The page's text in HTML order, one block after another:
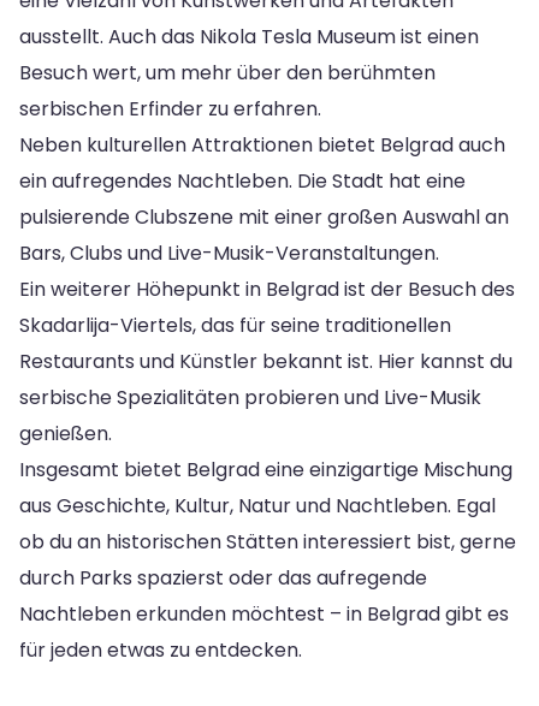
ausstellt. Auch das Nikola Tesla Museum ist einen
Besuch wert, um mehr über den berühmten
serbischen Erfinder zu erfahren.
Neben kulturellen Attraktionen bietet Belgrad auch
ein aufregendes Nachtleben. Die Stadt hat eine
pulsierende Clubszene mit einer großen Auswahl an
Bars, Clubs und Live-Musik-Veranstaltungen.
Ein weiterer Höhepunkt in Belgrad ist der Besuch des
Skadarlija-Viertels, das für seine traditionellen
Restaurants und Künstler bekannt ist. Hier kannst du
serbische Spezialitäten probieren und Live-Musik
genießen.
Insgesamt bietet Belgrad eine einzigartige Mischung
aus Geschichte, Kultur, Natur und Nachtleben. Egal
ob du an historischen Stätten interessiert bist, gerne
durch Parks spazierst oder das aufregende
Nachtleben erkunden möchtest – in Belgrad gibt es
für jeden etwas zu entdecken.